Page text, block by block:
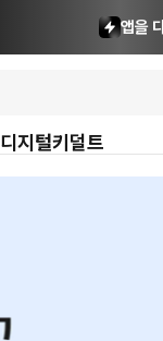
앱을
디지털키덜트